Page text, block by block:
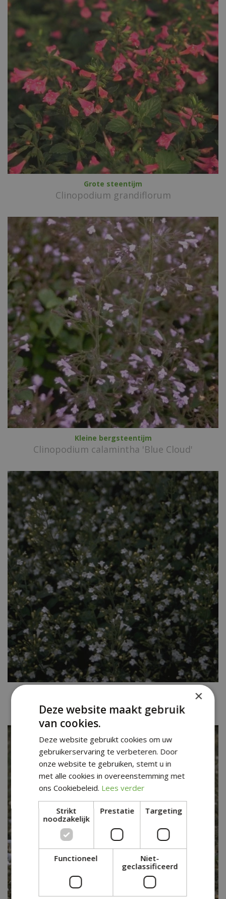
Grote steentijm
Clinopodium grandiflorum
Kleine bergsteentijm
Clinopodium calamintha 'Blue Cloud'
Clinopodium calamintha 'White Cloud'×
Deze website maakt gebruik
van cookies.
Deze website gebruikt cookies om uw
gebruikerservaring te verbeteren. Door
onze website te gebruiken, stemt u in
met alle cookies in overeenstemming met
ons Cookiebeleid. Lees verder
Strikt
noodzakelijk
Prestatie Targeting
Functioneel
Niet-
geclassificeerd